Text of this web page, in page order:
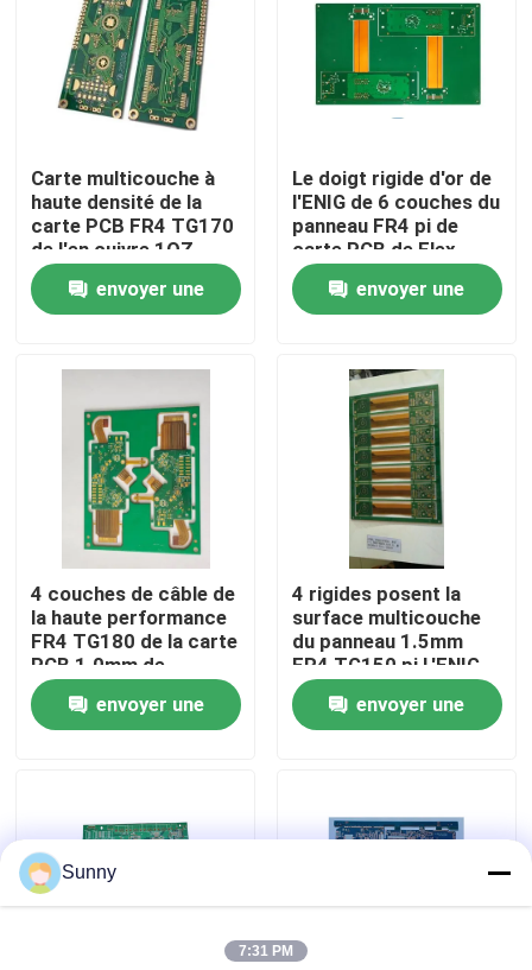
À la maison
Vidéos
À propos de nous
Visite de l'usine
Contrôle de la qualité
Nous contacter
Les affaires
Carte multicouche à
haute densité de la
carte PCB FR4 TG170
de l'en cuivre 1OZ
envoyer une
Le doigt rigide d'or de
l'ENIG de 6 couches du
panneau FR4 pi de
carte PCB de Flex
Multilayer a fini
envoyer une
4 couches de câble de
la haute performance
FR4 TG180 de la carte
PCB 1.0mm de
matériel rigide
envoyer une
4 rigides posent la
surface multicouche
du panneau 1.5mm
FR4 TG150 pi L'ENIG
de carte PCB finie
envoyer une
Sunny
7:31 PM